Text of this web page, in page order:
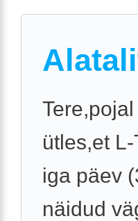
ütles,et
iga päev
näidud